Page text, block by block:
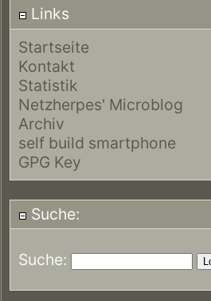
Links
Startseite
Kontakt
Statistik
Netzherpes' Microblog
Archiv
self build smartphone
GPG Key
Suche:
Suche: